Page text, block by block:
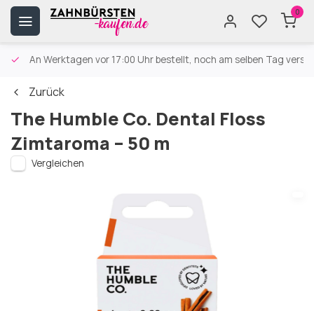
0
An Werktagen vor 17:00 Uhr bestellt, noch am selben Tag
Zurück
The Humble Co. Dental Floss
Zimtaroma – 50 m
Vergleichen